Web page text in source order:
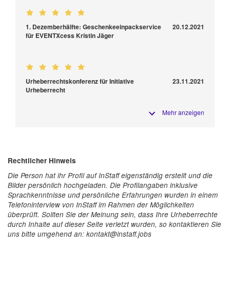
1. Dezemberhälfte: Geschenkeeinpackservice
für EVENTXcess Kristin Jäger
20.12.2021
Urheberrechtskonferenz für Initiative
Urheberrecht
23.11.2021
Mehr anzeigen
Rechtlicher Hinweis
Die Person hat ihr Profil auf InStaff eigenständig erstellt und die
Bilder persönlich hochgeladen. Die Profilangaben inklusive
Sprachkenntnisse und persönliche Erfahrungen wurden in einem
Telefoninterview von InStaff im Rahmen der Möglichkeiten
überprüft. Sollten Sie der Meinung sein, dass Ihre Urheberrechte
durch Inhalte auf dieser Seite verletzt wurden, so kontaktieren Sie
uns bitte umgehend an: kontakt@instaff.jobs